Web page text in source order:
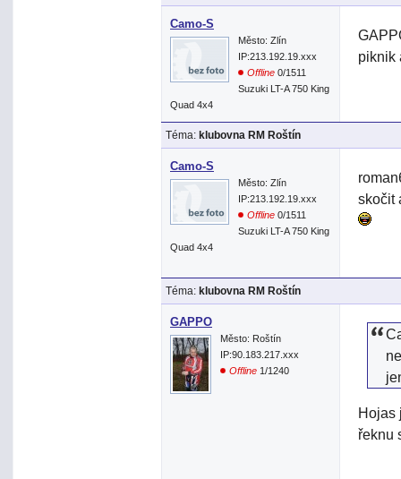
Camo-S
Město: Zlín
IP:213.192.19.xxx
Offline 0/1511
Suzuki LT-A 750 King
Quad 4x4
piknik
Téma: klubovna RM Roštín
Camo-S
Město: Zlín
IP:213.192.19.xxx
Offline 0/1511
Suzuki LT-A 750 King
Quad 4x4
skočit
Téma: klubovna RM Roštín
GAPPO
Město: Roštín
IP:90.183.217.xxx
Offline 1/1240
Hojas
řeknu